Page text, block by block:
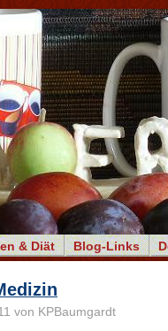
& Diät Blog-Links
von KPBaumgardt